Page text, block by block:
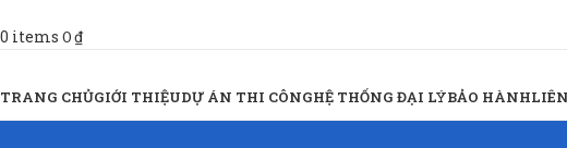
0 items 0₫
TRANG CHỦGIỚI THIỆUDỰ ÁN THI CÔNGHỆ THỐNG ĐẠI LÝBẢO HÀNH